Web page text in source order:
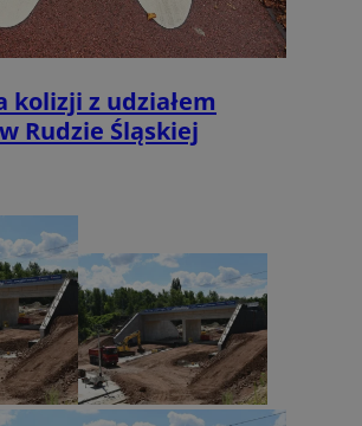
kolizji z udziałem
Rudzie Śląskiej